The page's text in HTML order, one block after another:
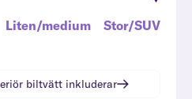
Liten/medium Stor/SUV
biltvätt inkluderar